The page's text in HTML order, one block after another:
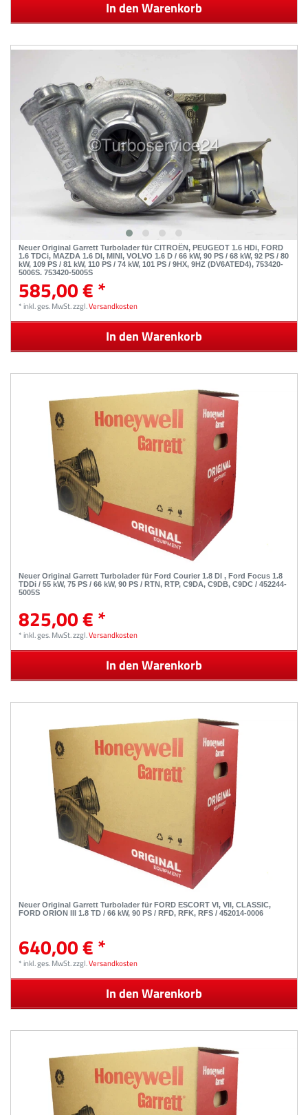
In den Warenkorb
Neuer Original Garrett Turbolader für CITROËN, PEUGEOT 1.6 HDi, FORD
1.6 TDCi, MAZDA 1.6 DI, MINI, VOLVO 1.6 D / 66 kW, 90 PS / 68 kW, 92 PS / 80
kW, 109 PS / 81 kW, 110 PS / 74 kW, 101 PS / 9HX, 9HZ (DV6ATED4), 753420-
5006S, 753420-5005S
585,00 € *
*inkl. ges. MwSt.zzgl.Versandkosten
In den Warenkorb
Neuer Original Garrett Turbolader für Ford Courier 1.8 DI , Ford Focus 1.8
TDDi / 55 kW, 75 PS / 66 kW, 90 PS / RTN, RTP, C9DA, C9DB, C9DC / 452244-
5005S
825,00 € *
*inkl. ges. MwSt.zzgl.Versandkosten
In den Warenkorb
Neuer Original Garrett Turbolader für FORD ESCORT VI, VII, CLASSIC,
FORD ORION III 1.8 TD / 66 kW, 90 PS / RFD, RFK, RFS / 452014-0006
640,00 € *
*inkl. ges. MwSt.zzgl.Versandkosten
In den Warenkorb